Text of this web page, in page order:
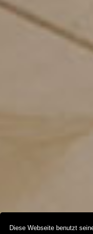
Diese Webseite benutzt